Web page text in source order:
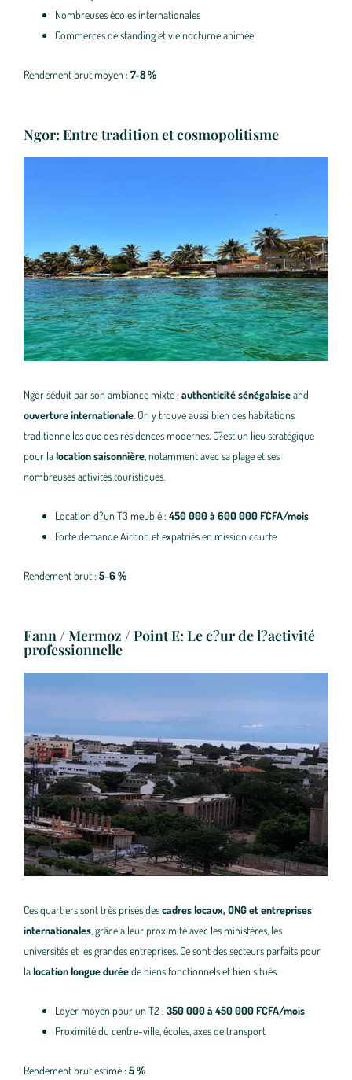
Nombreuses écoles internationales
Commerces de standing et vie nocturne animée
Rendement brut moyen : 7-8 %
Ngor: Entre tradition et cosmopolitisme
Ngor séduit par son ambiance mixte : authenticité sénégalaiseand
ouverture internationale . On y trouve aussi bien des habitations
traditionnelles que des résidences modernes. C?est un lieu stratégique
pour lalocation saisonnière , notamment avec sa plage et ses
nombreuses activités touristiques.
Location d?un T3 meublé : 450 000 à 600 000 FCFA/mois
Forte demande Airbnb et expatriés en mission courte
Rendement brut : 5-6 %
Fann / Mermoz / Point E: Le c?ur de l?activité
professionnelle
Ces quartiers sont très prisés descadres locaux, ONG et entreprises
internationales , grâce à leur proximité avec les ministères, les
universités et les grandes entreprises. Ce sont des secteurs parfaits pour
lalocation longue duréede biens fonctionnels et bien situés.
Loyer moyen pour un T2 : 350 000 à 450 000 FCFA/mois
Proximité du centre-ville, écoles, axes de transport
Rendement brut estimé : 5 %